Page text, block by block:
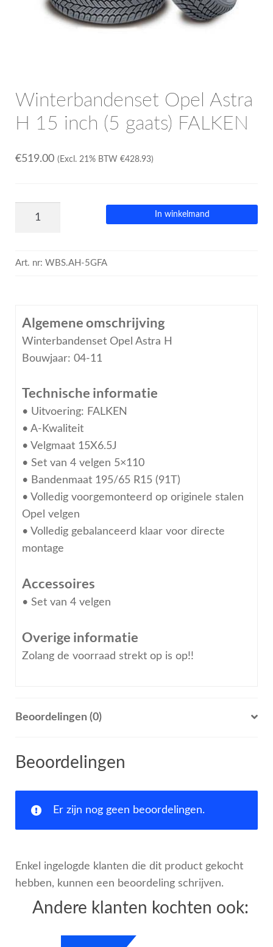
Winterbandenset Opel Astra
H 15 inch (5 gaats) FALKEN
€519.00 (Excl. 21% BTW €428.93)
In winkelmand
Art. nr: WBS.AH-5GFA
Algemene omschrijving
Winterbandenset Opel Astra H
Bouwjaar: 04-11
Technische informatie
• Uitvoering: FALKEN
• A-Kwaliteit
• Velgmaat 15X6.5J
• Set van 4 velgen 5×110
• Bandenmaat 195/65 R15 (91T)
• Volledig voorgemonteerd op originele stalen
Opel velgen
• Volledig gebalanceerd klaar voor directe
montage
Accessoires
• Set van 4 velgen
Overige informatie
Zolang de voorraad strekt op is op!!
Beoordelingen (0)
Beoordelingen
Er zijn nog geen beoordelingen.
Enkel ingelogde klanten die dit product gekocht
hebben, kunnen een beoordeling schrijven.
Andere klanten kochten ook: